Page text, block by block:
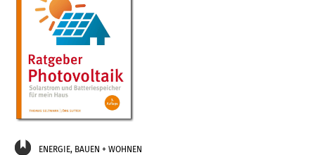
ENERGIE, BAUEN + WOHNEN